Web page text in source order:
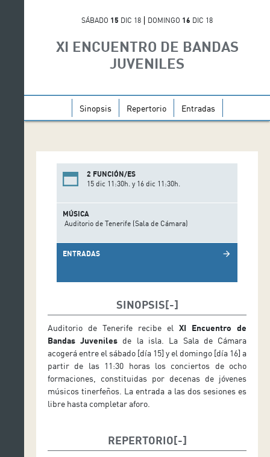
SÁBADO 15 DIC 18 DOMINGO 16 DIC 18
XI ENCUENTRO DE BANDAS
JUVENILES
Sinopsis Repertorio Entradas
2 FUNCIÓN/ES
15 dic 11:30h. y 16 dic 11:30h.
MÚSICA
Auditorio de Tenerife (Sala de Cámara)
ENTRADAS arrow_forward
SINOPSIS
Auditorio de Tenerife recibe elXI Encuentro de
Bandas Juveniles de la isla. La Sala de Cámara
acogerá entre el sábado [día 15] y el domingo [día 16] a
partir de las 11:30 horas los conciertos de ocho
formaciones, constituidas por decenas de jóvenes
músicos tinerfeños. La entrada a las dos sesiones es
libre hasta completar aforo.
REPERTORIO